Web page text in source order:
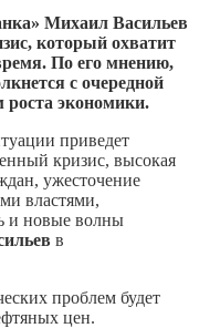
Михаил Васильев
который охватит
По его мнению,
с очередной
роста экономики.
приведет
кризис, высокая
ужесточение
властями,
и новые волны
в
проблем будет
цен.